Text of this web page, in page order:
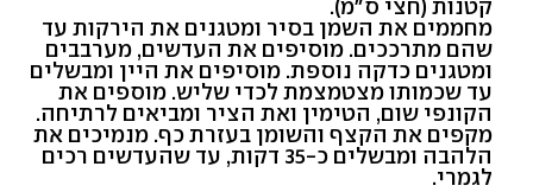
קטנות (חצי ס"מ).
מחממים את השמן בסיר ומטגנים את הירקות עד
שהם מתרככים. מוסיפים את העדשים, מערבבים
ומטגנים כדקה נוספת. מוסיפים את היין ומבשלים
עד שכמותו מצטמצמת לכדי שליש. מוספים את
הקונפי שום, הטימין ואת הציר ומביאים לרתיחה.
מקפים את הקצף והשומן בעזרת כף. מנמיכים את
הלהבה ומבשלים כ-35 דקות, עד שהעדשים רכים
לגמרי.